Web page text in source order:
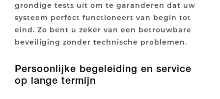
grondige tests uit om te garanderen dat uw
systeem perfect functioneert van begin tot
eind. Zo bent u zeker van een betrouwbare
beveiliging zonder technische problemen.
Persoonlijke begeleiding en service
op lange termijn